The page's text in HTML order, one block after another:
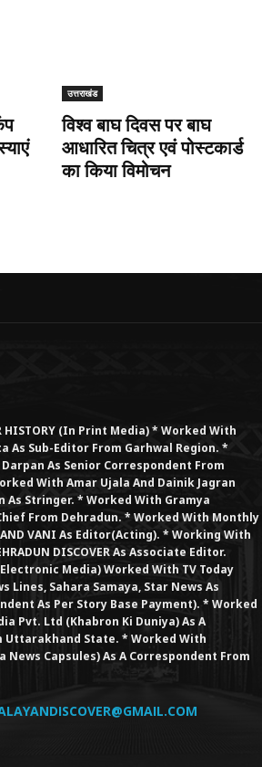
उत्तराखंड
विश्व बाघ दिवस पर बाघ
आधारित चित्र एवं पोस्टकार्ड
का किया विमोचन
HISTORY (in Print Media) * Worked With
As Sub-Editor From Garhwal Region. *
As Senior Correspondent From
With Amar Ujala And Dainik Jagran
As Stringer. * Worked With Gramya
From Dehradun. * Worked With Monthly
VANI As Editor(Acting). * Working With
DISCOVER As Associate Editor.
Electronic Media) Worked With TV Today
Lines, Sahara Samaya, Star News As
As Per Story Base Payment). * Worked
Pvt. Ltd (Khabron Ki Duniya) As A
Uttarakhand State. * Worked With
News Capsules) As A Correspondent From